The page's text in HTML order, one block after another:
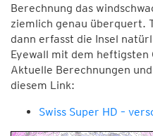
Berechnung das
ziemlich genau überquert.
dann erfasst die Insel
Eyewall mit dem heftigsten
Aktuelle Berechnungen
diesem Link:
Swiss Super HD –